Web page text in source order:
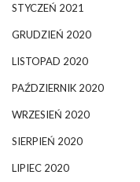
STYCZEŃ 2021
GRUDZIEŃ 2020
LISTOPAD 2020
PAŹDZIERNIK 2020
WRZESIEŃ 2020
SIERPIEŃ 2020
LIPIEC 2020